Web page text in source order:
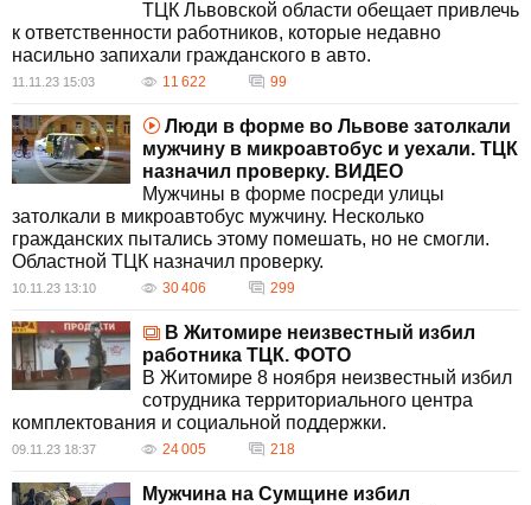
ТЦК Львовской области обещает привлечь
к ответственности работников, которые недавно
насильно запихали гражданского в авто.
11.11.23 15:03 11 622 99
Люди в форме во Львове затолкали
мужчину в микроавтобус и уехали. ТЦК
назначил проверку. ВИДЕО
Мужчины в форме посреди улицы
затолкали в микроавтобус мужчину. Несколько
гражданских пытались этому помешать, но не смогли.
Областной ТЦК назначил проверку.
10.11.23 13:10 30 406 299
В Житомире неизвестный избил
работника ТЦК. ФОТО
В Житомире 8 ноября неизвестный избил
сотрудника территориального центра
комплектования и социальной поддержки.
09.11.23 18:37 24 005 218
Мужчина на Сумщине избил